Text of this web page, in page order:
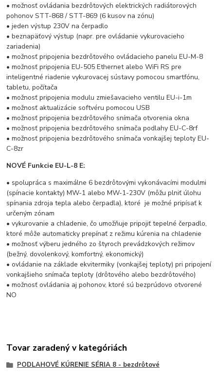
• možnosť ovládania bezdrôtových elektrických radiátorových
pohonov STT-868 / STT-869 (6 kusov na zónu)
• jeden výstup 230V na čerpadlo
• beznapäťový výstup (napr. pre ovládanie vykurovacieho
zariadenia)
• možnosť pripojenia bezdrôtového ovládacieho panelu EU-M-8
• možnosť pripojenia EU-505 Ethernet alebo WiFi RS pre
inteligentné riadenie vykurovacej sústavy pomocou smartfónu,
tabletu, počítača
• možnosť pripojenia modulu zmiešavacieho ventilu EU-i-1m
• možnosť aktualizácie softvéru pomocou USB
• možnosť pripojenia bezdrôtového snímača otvorenia okna
• možnosť pripojenia bezdrôtového snímača podlahy EU-C-8rf
• možnosť pripojenia bezdrôtového snímača vonkajšej teploty EU-
C-8zr
NOVÉ Funkcie EU-L-8 E:
• spolupráca s maximálne 6 bezdrôtovými vykonávacími modulmi
(spínacie kontakty) MW-1 alebo MW-1-230V (môžu plniť úlohu
spínania zdroja tepla alebo čerpadla), ktoré je možné pripísať k
určeným zónam
• vykurovanie a chladenie, čo umožňuje pripojiť tepelné čerpadlo,
ktoré môže automaticky prepínať z režimu kúrenia na chladenie
• možnosť výberu jedného zo štyroch prevádzkových režimov
(bežný, dovolenkový, komfortný, ekonomický)
• ovládanie na základe ekvitermiky (vonkajšej teploty) pri pripojení
vonkajšieho snímača teploty (drôtového alebo bezdrôtového)
• možnosť ovládania aj pohonov, ktoré sú bezprúdovo otvorené
NO
Tovar zaradený v kategóriách
PODLAHOVÉ KÚRENIE SÉRIA 8 - bezdrôtové